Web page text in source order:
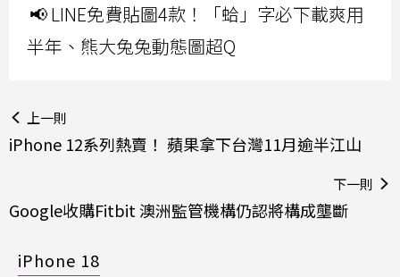
📢 LINE免費貼圖4款！「蛤」字必下載爽用
半年、熊大兔兔動態圖超Q
上一則
iPhone 12系列熱賣！ 蘋果拿下台灣11月逾半江山
下一則
Google收購Fitbit 澳洲監管機構仍認將構成壟斷
iPhone 18